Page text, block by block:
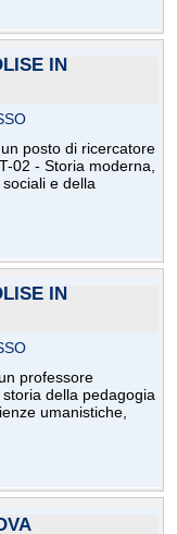
IN
posto di ricercatore
02 - Storia moderna,
e della
IN
professore
della pedagogia
umanistiche,